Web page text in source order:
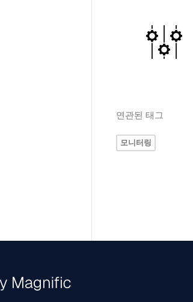
연관된 태그
모니터링